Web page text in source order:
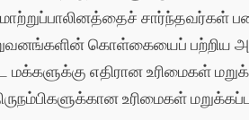
சார்ந்தவர்கள்
கொள்கையைப் பற்றிய
மக்களுக்கு எதிரான உரிமைகள்
உரிமைகள்